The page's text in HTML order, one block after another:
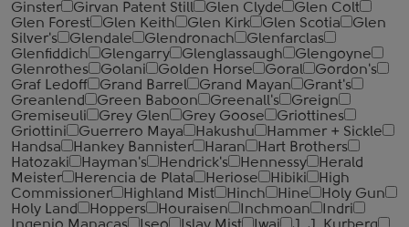
Ginster
Girvan Patent Still Glen Clyde
Glen Colt
Glen Forest
Glen Keith Glen Kirk Glen Scotia
Glen
Silver's
Glendale Glendronach
Glenfarclas
Glenfiddich
Glengarry Glenglassaugh
Glengoyne
Glenrothes
Golani Golden Horse Goral
Gordon's
Graf Ledoff
Grand Barrel Grand Mayan
Grant's
Greanlend
Green Baboon Greenall's
Greign
Gremiseuli
Grey Glen Grey Goose
Griottines
Griottini
Guerrero Maya Hakushu
Hammer + Sickle
Handsa
Hankey Bannister Haran
Hart Brothers
Hatozaki
Hayman's Hendrick's Hennessy
Herald
Meister
Herencia de Plata Heriose Hibiki
High
Commissioner
Highland Mist Hinch Hine
Holy Gun
Holy Land
Hoppers Houraisen Inchmoan
Indri